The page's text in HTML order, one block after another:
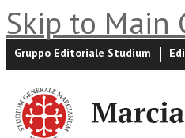
Skip to Main
Gruppo Editoriale Studium